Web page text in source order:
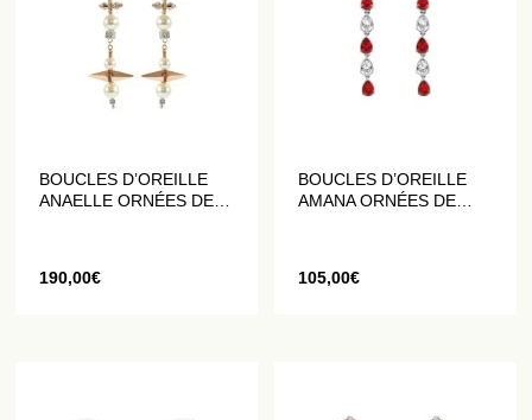
BOUCLES D’OREILLE
ANAELLE ORNÉES DE
190,00€
BOUCLES D’OREILLE
AMANA ORNÉES DE
105,00€